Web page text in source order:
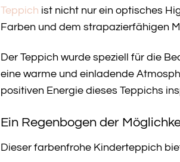
Teppich ist nicht nur ein optisches
Farben und dem strapazierfähigen
Der Teppich wurde speziell für die
eine warme und einladende
positiven Energie dieses Teppichs
Ein Regenbogen der
Dieser farbenfrohe Kinderteppich